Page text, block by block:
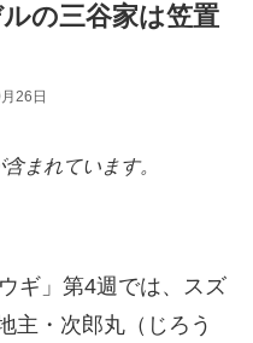
の三谷家は笠置
26日
まれています。
ギ」第4週では、スズ
主・次郎丸（じろう